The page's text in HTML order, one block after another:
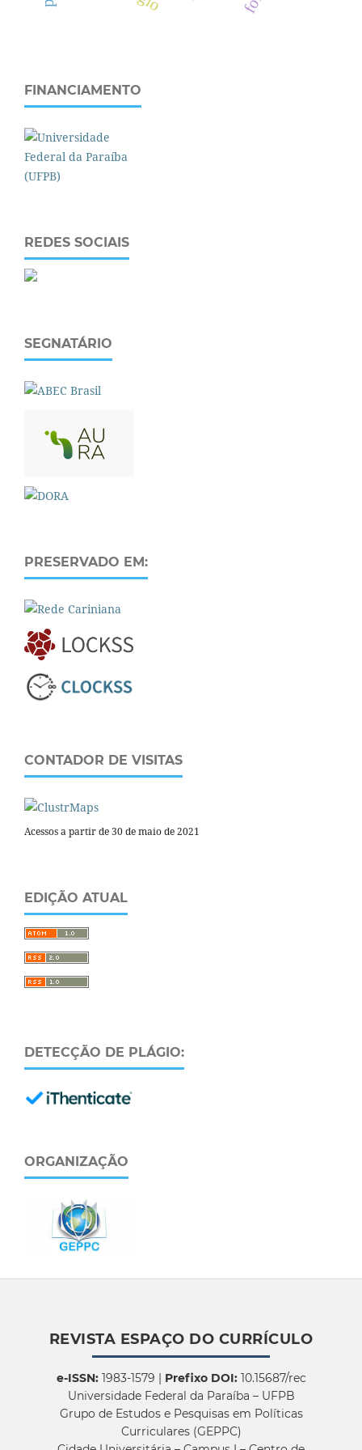
FINANCIAMENTO
REDES SOCIAIS
SEGNATÁRIO
PRESERVADO EM:
CONTADOR DE VISITAS
Acessos a partir de 30 de maio de 2021
EDIÇÃO ATUAL
DETECÇÃO DE PLÁGIO:
ORGANIZAÇÃO
REVISTA ESPAÇO DO CURRÍCULO
e-ISSN:1983-1579 | Prefixo DOI:10.15687/rec
Universidade Federal da Paraíba – UFPB
Grupo de Estudos e Pesquisas em Políticas
Curriculares (GEPPC)